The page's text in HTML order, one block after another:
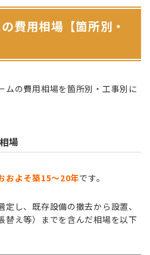
費用相場【箇所別・
ムの費用相場を箇所別・工事別に
場
およそ築15〜20年です。
し、既存設備の撤去から設置、
替え等）までを含んだ相場を以下